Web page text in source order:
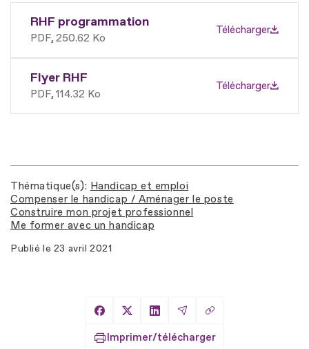
RHF programmation
PDF 250.62 Ko
Télécharger
Flyer RHF
PDF 114.32 Ko
Télécharger
Thématique(s) Handicap et emploi
Compenser le handicap / Aménager le poste
Construire mon projet professionnel
Me former avec un handicap
Publié le 23 avril 2021
Partager sur Facebook
Partager sur X
Partager sur LinkedIn
Partager par Email
Copier le lien
Imprimer/télécharger